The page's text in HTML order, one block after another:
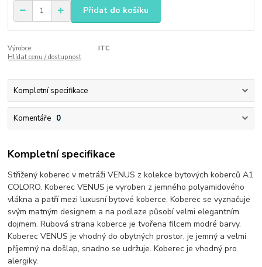
Přidat do košíku
Výrobce:
ITC
Hlídat cenu / dostupnost
Kompletní specifikace
Komentáře 0
Kompletní specifikace
Střižený koberec v metráži VENUS z kolekce bytových koberců A1
COLORO. Koberec VENUS je vyroben z jemného polyamidového
vlákna a patří mezi luxusní bytové koberce. Koberec se vyznačuje
svým matným designem a na podlaze působí velmi elegantním
dojmem. Rubová strana koberce je tvořena filcem modré barvy.
Koberec VENUS je vhodný do obytných prostor, je jemný a velmi
příjemný na došlap, snadno se udržuje. Koberec je vhodný pro
alergiky.